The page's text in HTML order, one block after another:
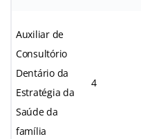
Auxiliar de
Consultório
Dentário da
Estratégia da
Saúde da
família
4